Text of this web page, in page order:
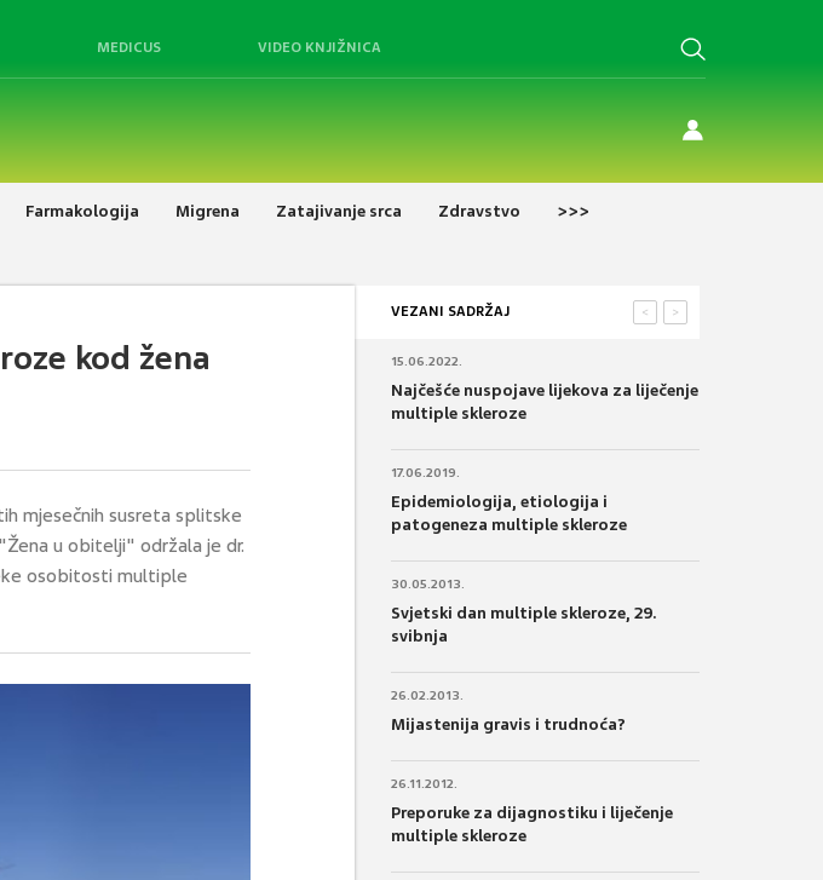
MEDICUS VIDEO KNJIŽNICA
Farmakologija Migrena Zatajivanje srca Zdravstvo >>>
kod žena
mjesečnih susreta splitske
u obitelji" održala je dr.
osobitosti multiple
VEZANI SADRŽAJ >
<
15.06.2022.
Najčešće nuspojave lijekova za liječenje
multiple skleroze
17.06.2019.
Epidemiologija, etiologija i
patogeneza multiple skleroze
30.05.2013.
Svjetski dan multiple skleroze, 29.
svibnja
26.02.2013.
Mijastenija gravis i trudnoća?
26.11.2012.
Preporuke za dijagnostiku i liječenje
multiple skleroze